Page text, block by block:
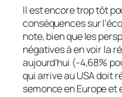
Il est encore trop tôt
conséquences sur
note, bien que les
négatives à en voir la
aujourd’hui (-4,68%
qui arrive au USA doit
semonce en Europe